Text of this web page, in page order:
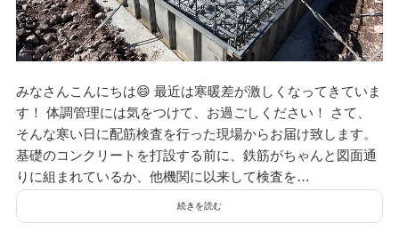
みなさんこんにちは😄 最近は寒暖差が激しくなってきていま
す！ 体調管理には気をつけて、お過ごしください！ さて、
そんな寒い日に配筋検査を行った現場からお届け致します。
基礎のコンクリートを打設する前に、鉄筋がちゃんと図面通
りに組まれているか、他機関に以来して検査を…
続きを読む